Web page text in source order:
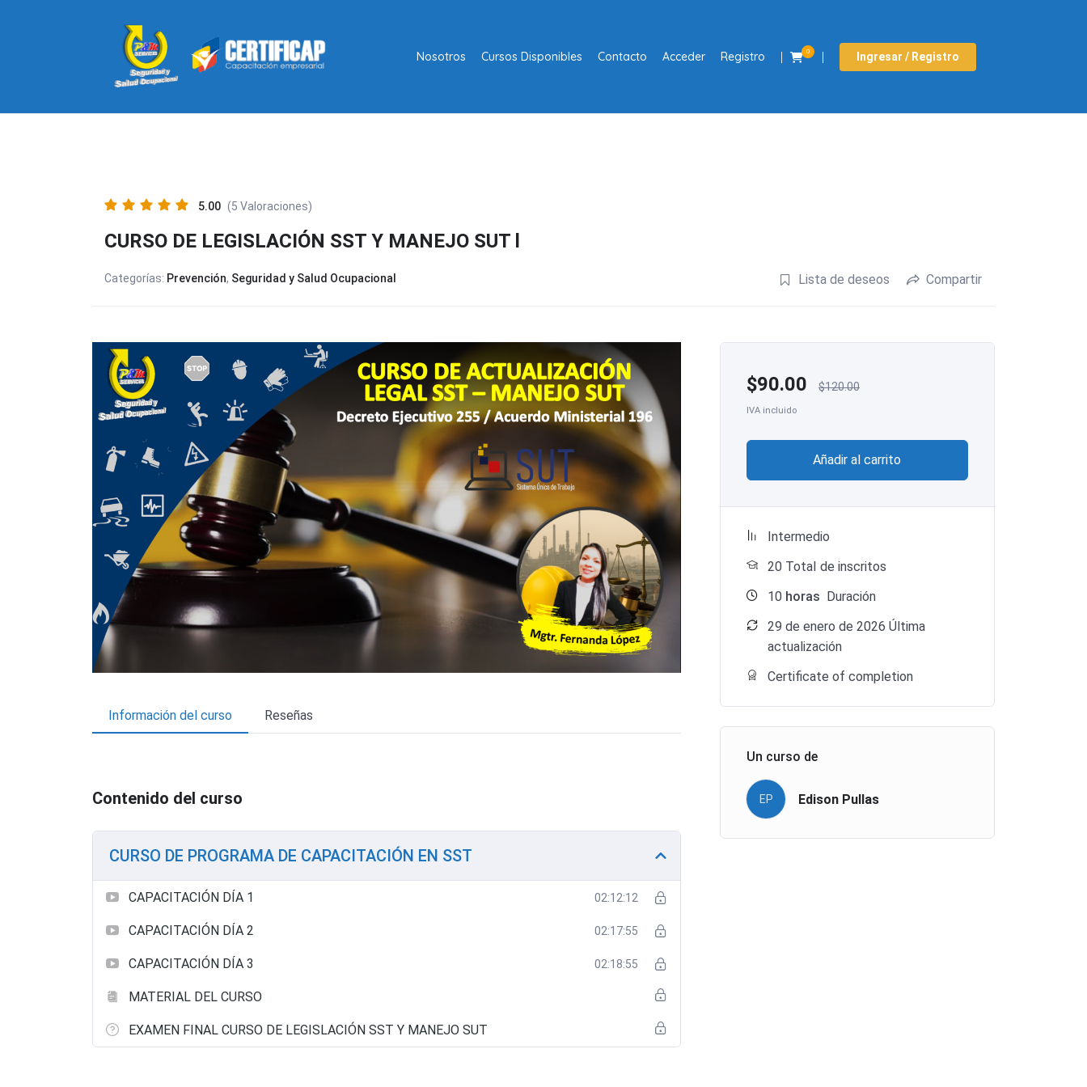
Nosotros Cursos Disponibles Contacto Acceder Registro 0 Ingresar / Registro
5.00 (5 Valoraciones)
CURSO DE LEGISLACIÓN SST Y MANEJO SUT l
Categorías: Prevención, Seguridad y Salud Ocupacional Lista de deseos Compartir
Información del curso Reseñas
Contenido del curso
CURSO DE PROGRAMA DE CAPACITACIÓN EN SST
CAPACITACIÓN DÍA 1 02:12:12
CAPACITACIÓN DÍA 2 02:17:55
CAPACITACIÓN DÍA 3 02:18:55
MATERIAL DEL CURSO
EXAMEN FINAL CURSO DE LEGISLACIÓN SST Y MANEJO SUT
$90.00 $120.00
IVA incluido
Añadir al carrito
Intermedio
20 TotaI de inscritos
10 horas
Duración
29 de enero de 2026 Última
actualización
Certificate of completion
Un curso de
EP Edison Pullas